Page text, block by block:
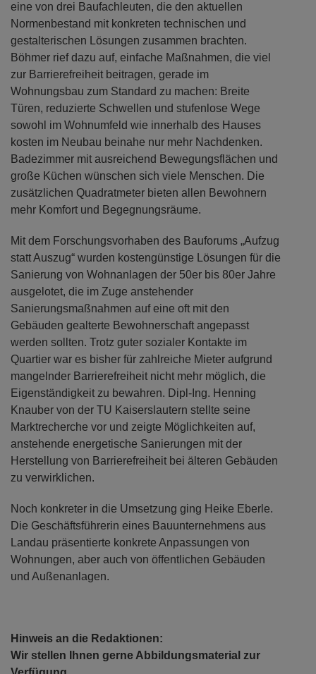
eine von drei Baufachleuten, die den aktuellen
Normenbestand mit konkreten technischen und
gestalterischen Lösungen zusammen brachten.
Böhmer rief dazu auf, einfache Maßnahmen, die viel
zur Barrierefreiheit beitragen, gerade im
Wohnungsbau zum Standard zu machen: Breite
Türen, reduzierte Schwellen und stufenlose Wege
sowohl im Wohnumfeld wie innerhalb des Hauses
kosten im Neubau beinahe nur mehr Nachdenken.
Badezimmer mit ausreichend Bewegungsflächen und
große Küchen wünschen sich viele Menschen. Die
zusätzlichen Quadratmeter bieten allen Bewohnern
mehr Komfort und Begegnungsräume.
Mit dem Forschungsvorhaben des Bauforums „Aufzug
statt Auszug“ wurden kostengünstige Lösungen für die
Sanierung von Wohnanlagen der 50er bis 80er Jahre
ausgelotet, die im Zuge anstehender
Sanierungsmaßnahmen auf eine oft mit den
Gebäuden gealterte Bewohnerschaft angepasst
werden sollten. Trotz guter sozialer Kontakte im
Quartier war es bisher für zahlreiche Mieter aufgrund
mangelnder Barrierefreiheit nicht mehr möglich, die
Eigenständigkeit zu bewahren. Dipl-Ing. Henning
Knauber von der TU Kaiserslautern stellte seine
Marktrecherche vor und zeigte Möglichkeiten auf,
anstehende energetische Sanierungen mit der
Herstellung von Barrierefreiheit bei älteren Gebäuden
zu verwirklichen.
Noch konkreter in die Umsetzung ging Heike Eberle.
Die Geschäftsführerin eines Bauunternehmens aus
Landau präsentierte konkrete Anpassungen von
Wohnungen, aber auch von öffentlichen Gebäuden
und Außenanlagen.
Hinweis an die Redaktionen:
Wir stellen Ihnen gerne Abbildungsmaterial zur